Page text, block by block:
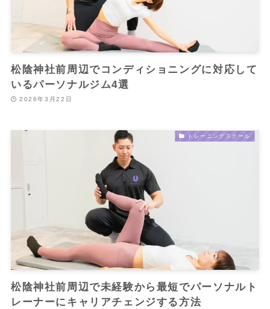
松陰神社前周辺でコンディショニングに対応して
いるパーソナルジム4選
2026年3月22日
トレーニングスクール
松陰神社前周辺で未経験から最短でパーソナルト
レーナーにキャリアチェンジする方法